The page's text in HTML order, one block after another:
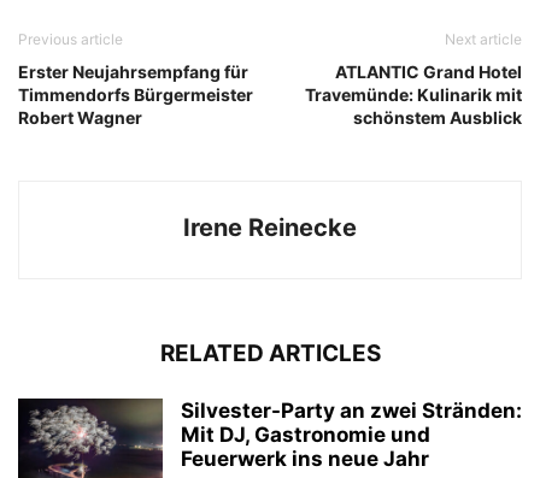
Previous article
Erster Neujahrsempfang für
Timmendorfs Bürgermeister
Robert Wagner
Next article
ATLANTIC Grand Hotel
Travemünde: Kulinarik mit
schönstem Ausblick
Irene Reinecke
RELATED ARTICLES
Silvester-Party an zwei Stränden:
Mit DJ, Gastronomie und
Feuerwerk ins neue Jahr